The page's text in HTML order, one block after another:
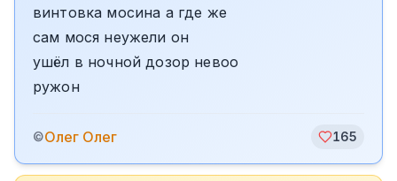
винтовка мосина а где же
сам мося неужели он
ушёл в ночной дозор невоо
ружон
©Олег Олег 165